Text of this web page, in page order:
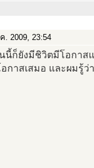
. 2009, 23:54
นี้ก็ยังมีชิวิตมีโอกาส
อกาสเสมอ และผมรู้